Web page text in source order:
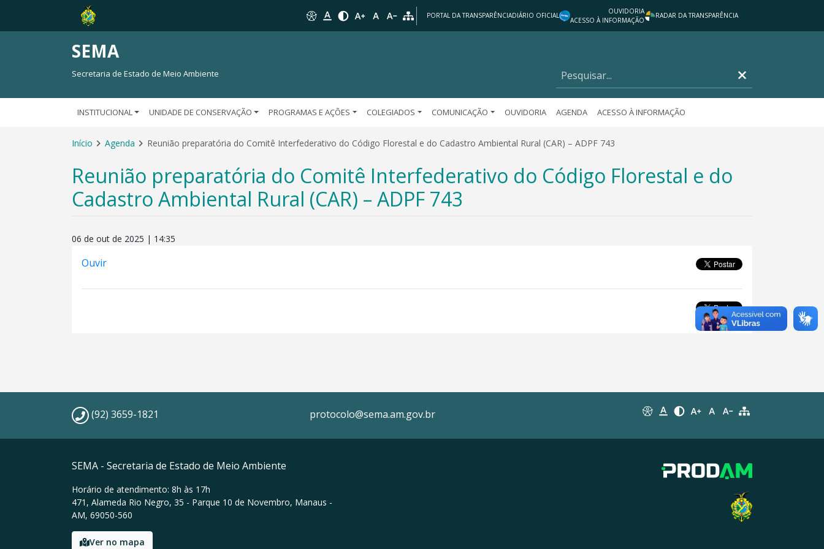
PORTAL DA TRANSPARÊNCIADIÁRIO OFICIAL
OUVIDORIA
ACESSO À INFORMAÇÃO
RADAR DA TRANSPARÊNCIA
SEMA
Secretaria de Estado de Meio Ambiente
INSTITUCIONAL UNIDADE DE CONSERVAÇÃO PROGRAMAS E AÇÕES COLEGIADOS COMUNICAÇÃO OUVIDORIA AGENDA ACESSO À INFORMAÇÃO
Início Agenda Reunião preparatória do Comitê Interfederativo do Código Florestal e do Cadastro Ambiental Rural (CAR) – ADPF 743
Reunião preparatória do Comitê Interfederativo do Código Florestal e do
Cadastro Ambiental Rural (CAR) – ADPF 743
06 de out de 2025 | 14:35
Ouvir
(92) 3659-1821 protocolo@sema.am.gov.br
SEMA - Secretaria de Estado de Meio Ambiente
Horário de atendimento: 8h às 17h
471, Alameda Rio Negro, 35 - Parque 10 de Novembro, Manaus -
AM, 69050-560
Ver no mapa